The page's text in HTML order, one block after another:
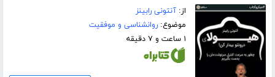
از:آنتونی رابینز
موضوع:روانشناسی و موفقیت
۱ ساعت و ۷ دقیقه